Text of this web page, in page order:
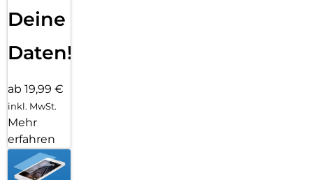
Deine
Daten!
ab 19,99 €
inkl. MwSt.
Mehr
erfahren